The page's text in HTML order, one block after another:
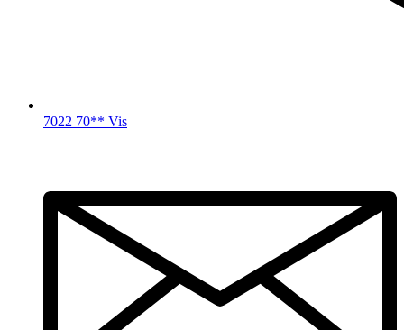
7022 70** Vis